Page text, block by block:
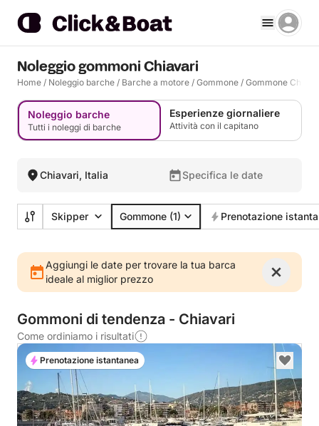
Noleggio gommoni Chiavari
Home / Noleggio barche / Barche a motore / Gommone / Gommone
Noleggio barche
Tutti i noleggi di barche
Esperienze giornaliere
Attività con il capitano
Chiavari, Italia Specifica le date
Skipper Gommone (1) Prenotazione
Aggiungi le date per trovare la tua barca
ideale al miglior prezzo
Gommoni di tendenza - Chiavari
Come ordiniamo i risultati
Prenotazione istantanea